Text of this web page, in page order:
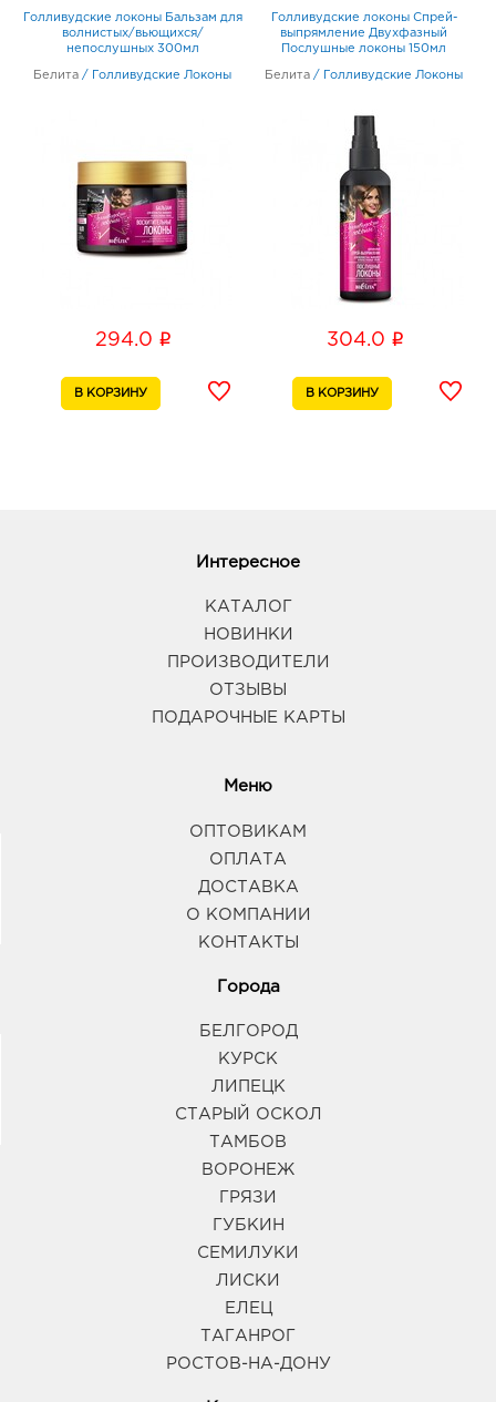
Голливудские локоны Бальзам для
волнистых/вьющихся/
непослушных 300мл
Белита / Голливудские Локоны
294.0 i
Голливудские локоны Спрей-
выпрямление Двухфазный
Послушные локоны 150мл
Белита / Голливудские Локоны
304.0 i
Интересное
КАТАЛОГ
НОВИНКИ
ПРОИЗВОДИТЕЛИ
ОТЗЫВЫ
ПОДАРОЧНЫЕ КАРТЫ
Меню
ОПТОВИКАМ
ОПЛАТА
ДОСТАВКА
О КОМПАНИИ
КОНТАКТЫ
Города
БЕЛГОРОД
КУРСК
ЛИПЕЦК
СТАРЫЙ ОСКОЛ
ТАМБОВ
ВОРОНЕЖ
ГРЯЗИ
ГУБКИН
СЕМИЛУКИ
ЛИСКИ
ЕЛЕЦ
ТАГАНРОГ
РОСТОВ-НА-ДОНУ